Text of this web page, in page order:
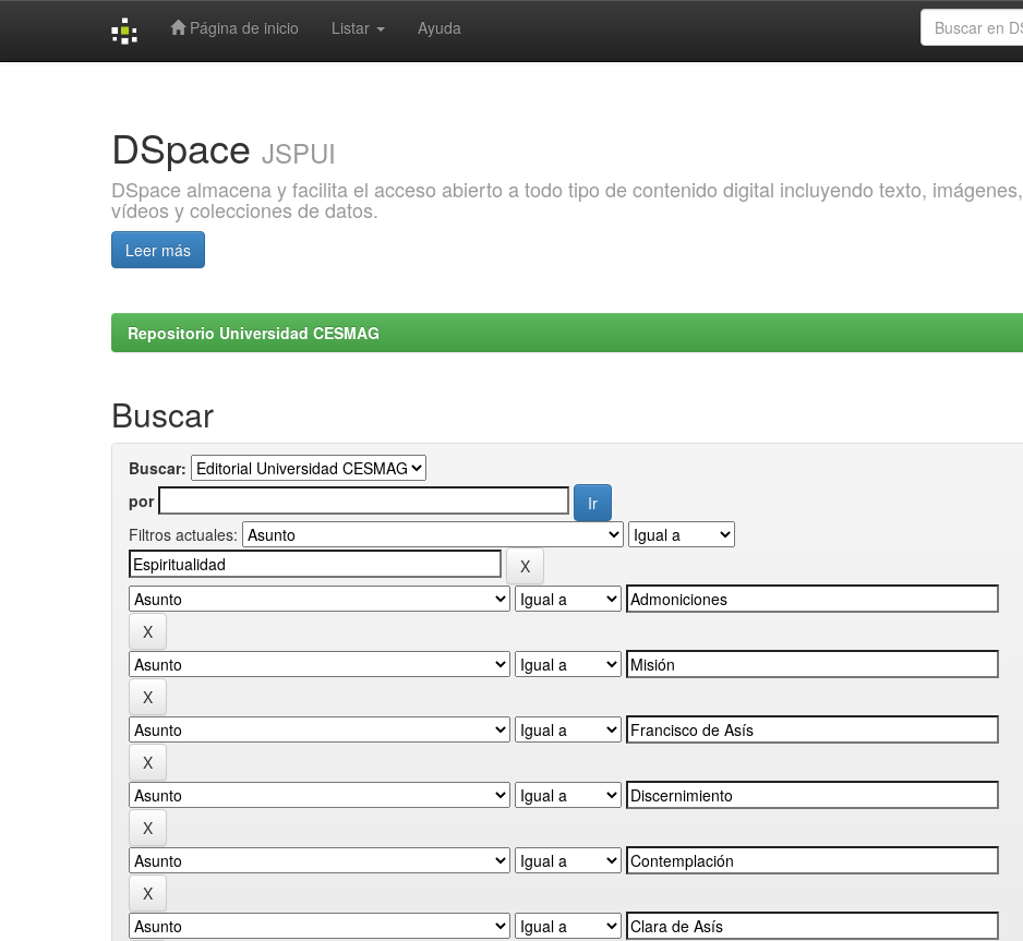
Página de inicio Listar Ayuda
DSpace JSPUI
DSpace almacena y facilita el acceso abierto a todo tipo de contenido digital incluyendo texto, imágenes,
vídeos y colecciones de datos.
Leer más
Repositorio Universidad CESMAG
Buscar
Buscar:
por
Filtros actuales: